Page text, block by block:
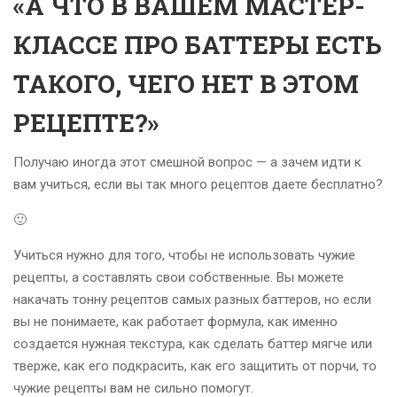
КЛАССЕ ПРО БАТТЕРЫ ЕСТЬ
ТАКОГО, ЧЕГО НЕТ В ЭТОМ
РЕЦЕПТЕ?»
Получаю иногда этот смешной вопрос — а зачем идти к
вам учиться, если вы так много рецептов даете бесплатно?
🙂
Учиться нужно для того, чтобы не использовать чужие
рецепты, а составлять свои собственные. Вы можете
накачать тонну рецептов самых разных баттеров, но если
вы не понимаете, как работает формула, как именно
создается нужная текстура, как сделать баттер мягче или
тверже, как его подкрасить, как его защитить от порчи, то
чужие рецепты вам не сильно помогут.